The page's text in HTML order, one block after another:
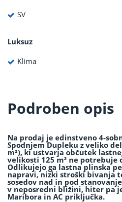
SV
Luksuz
Klima
Podroben opis
Na prodaj je edinstveno 4-
Spodnjem Dupleku z veliko
m²), ki ustvarja občutek
velikosti 125 m² ne potrebuje
Odlikujejo ga lastna plinska
napravi, nizki stroški bivanja
sosedov nad in pod
v neposredni bližini, hiter pa
Maribora in AC priključka.